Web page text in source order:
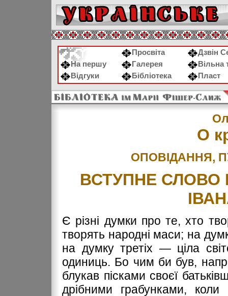
Просвіта
Дзвін
На першу
Галерея
Вільна
Відгуки
Бібліотека Пласт
О
ОПОВІДАННЯ,
ВСТУПНЕ СЛОВО
Є різні думки про те, хто
творять народні маси; на
на думку третіх — ціла
одиниць. Бо чим би був,
блукав пісками своєї
дрібними грабунками,